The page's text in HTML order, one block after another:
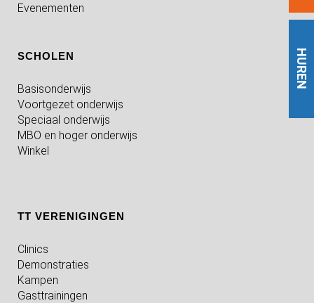
HUREN
Evenementen
SCHOLEN
Basisonderwijs
Voortgezet onderwijs
Speciaal onderwijs
MBO en hoger onderwijs
Winkel
TT VERENIGINGEN
Clinics
Demonstraties
Kampen
Gasttrainingen